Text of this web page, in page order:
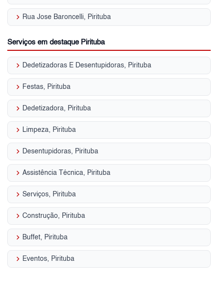
keyboard_arrow_right Rua Jose Baroncelli, Pirituba
Serviços em destaque Pirituba
keyboard_arrow_right Dedetizadoras E Desentupidoras, Pirituba
keyboard_arrow_right Festas, Pirituba
keyboard_arrow_right Dedetizadora, Pirituba
keyboard_arrow_right Limpeza, Pirituba
keyboard_arrow_right Desentupidoras, Pirituba
keyboard_arrow_right Assistência Técnica, Pirituba
keyboard_arrow_right Serviços, Pirituba
keyboard_arrow_right Construção, Pirituba
keyboard_arrow_right Buffet, Pirituba
keyboard_arrow_right Eventos, Pirituba